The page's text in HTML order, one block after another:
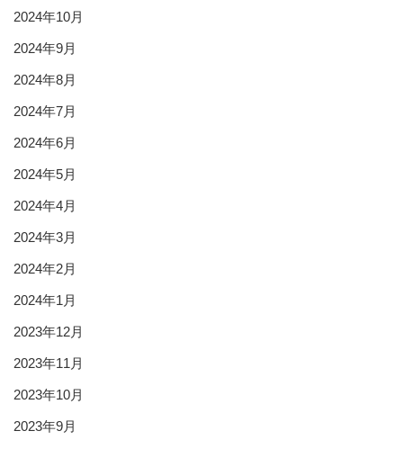
2024年10月
2024年9月
2024年8月
2024年7月
2024年6月
2024年5月
2024年4月
2024年3月
2024年2月
2024年1月
2023年12月
2023年11月
2023年10月
2023年9月